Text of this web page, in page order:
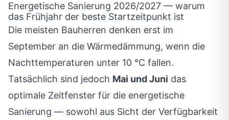
Energetische Sanierung 2026/2027 — warum
das Frühjahr der beste Startzeitpunkt ist
Die meisten Bauherren denken erst im
September an die Wärmedämmung, wenn die
Nachttemperaturen unter 10 °C fallen.
Tatsächlich sind jedoch Mai und Juni das
optimale Zeitfenster für die energetische
Sanierung — sowohl aus Sicht der Verfügbarkeit